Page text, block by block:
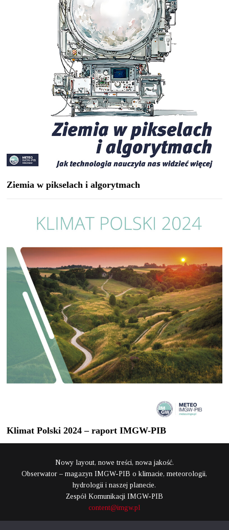
Ziemia w pikselach i algorytmach
Klimat Polski 2024 – raport IMGW-PIB
Nowy layout, nowe treści, nowa jakość.
Obserwator – magazyn IMGW-PIB o klimacie, meteorologii,
hydrologii i naszej planecie.
Zespół Komunikacji IMGW-PIB
content@imgw.pl